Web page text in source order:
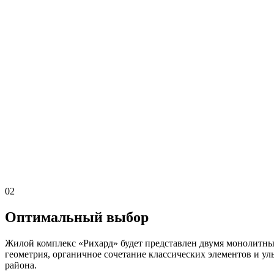
02
Оптимальный выбор
Жилой комплекс «Рихард» будет представлен двумя
геометрия, органичное сочетание классических элементов и
района.